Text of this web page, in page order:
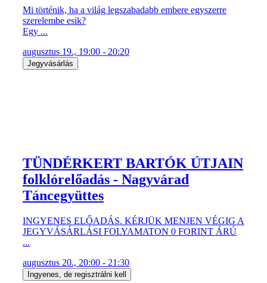
Mi történik, ha a világ legszabadabb embere egyszerre
szerelembe esik?
Egy ...
augusztus 19., 19:00 - 20:20
Jegyvásárlás
TÜNDÉRKERT BARTÓK ÚTJAIN
folklórelőadás - Nagyvárad
Táncegyüttes
INGYENES ELŐADÁS. KÉRJÜK MENJEN VÉGIG A
JEGYVÁSÁRLÁSI FOLYAMATON 0 FORINT ÁRÚ
...
augusztus 20., 20:00 - 21:30
Ingyenes, de regisztrálni kell